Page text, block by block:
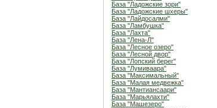
База "Ладожские зори"
База "Ладожские шхеры"
База "Лайдосалми"
База "Ламбушка"
База "Лахта"
База "Лена-Л"
База "Лесное озеро"
База "Лесной двор"
База "Лопский берег"
База "Лумиваара"
База "Максимальный"
База "Малая медвежка"
База "Мантиансаари"
База "Марьялахти"
База "Машезеро"